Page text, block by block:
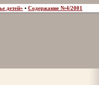
детей» • Содержание №4/2001